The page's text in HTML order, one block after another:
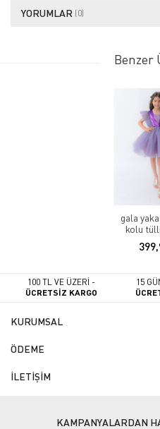
YORUMLAR (0)
Benzer
gala
kolu
100 TL VE ÜZERİ -
ÜCRETSİZ KARGO
15
KURUMSAL
ÖDEME
İLETİŞİM
KAMPANYALARDAN